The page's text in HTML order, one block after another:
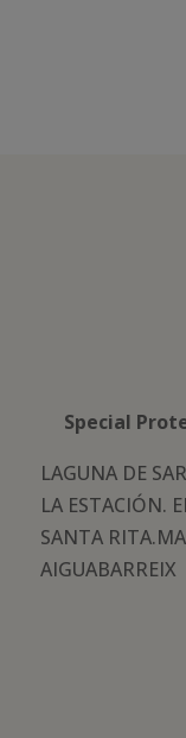
Special
LAGUNA DE
LA ESTACIÓN.
SANTA
AIGUABARREIX